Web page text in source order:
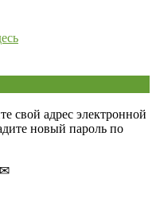
свой адрес электронной
новый пароль по